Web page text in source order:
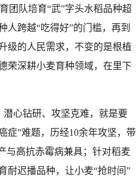
团队培育“武”字头水稻品种超
人跨越“吃得好”的门槛，再到
级的人民需求，不变的是根植
荣深耕小麦育种领域，在里下
心钻研、攻坚克难，就是要
症”难题，历经10余年攻坚，带
与高抗赤霉病兼具；针对稻麦
耐迟播品种，让小麦“抢时间”